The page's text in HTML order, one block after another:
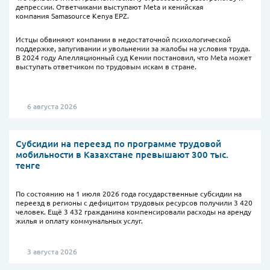
депрессии. Ответчиками выступают Meta и кенийская
компания Samasource Kenya EPZ.
Истцы обвиняют компании в недостаточной психологической
поддержке, запугивании и увольнении за жалобы на условия труда.
В 2024 году Апелляционный суд Кении постановил, что Meta может
выступать ответчиком по трудовым искам в стране.
6 августа 2026
Субсидии на переезд по программе трудовой
мобильности в Казахстане превышают 300 тыс.
тенге
По состоянию на 1 июля 2026 года государственные субсидии на
переезд в регионы с дефицитом трудовых ресурсов получили 3 420
человек. Ещё 3 432 гражданина компенсировали расходы на аренду
жилья и оплату коммунальных услуг.
3 августа 2026